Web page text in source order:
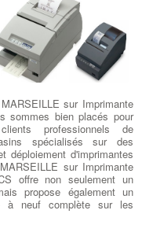
sur Imprimante
sommes bien placés pour
professionnels de
spécialisés sur des
déploiement d'imprimantes
sur Imprimante
offre non seulement un
propose également un
à neuf complète sur les